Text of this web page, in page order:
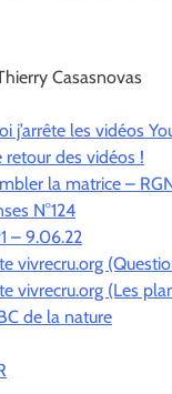
Casasnovas
j’arrête les vidéos
retour des vidéos !
la matrice –
N°124
– 9.06.22
vivrecru.org
vivrecru.org (Les
de la nature